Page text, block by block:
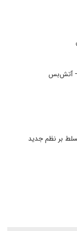
– آتش‌بس
بر نظم جدید